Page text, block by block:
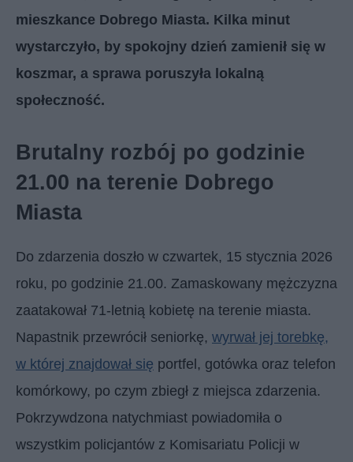
mieszkance Dobrego Miasta. Kilka minut
wystarczyło, by spokojny dzień zamienił się w
koszmar, a sprawa poruszyła lokalną
społeczność.
Brutalny rozbój po godzinie
21.00 na terenie Dobrego
Miasta
Do zdarzenia doszło w czwartek, 15 stycznia 2026
roku, po godzinie 21.00. Zamaskowany mężczyzna
zaatakował 71-letnią kobietę na terenie miasta.
Napastnik przewrócił seniorkę, wyrwał jej torebkę,
w której znajdował się portfel, gotówka oraz telefon
komórkowy, po czym zbiegł z miejsca zdarzenia.
Pokrzywdzona natychmiast powiadomiła o
wszystkim policjantów z Komisariatu Policji w